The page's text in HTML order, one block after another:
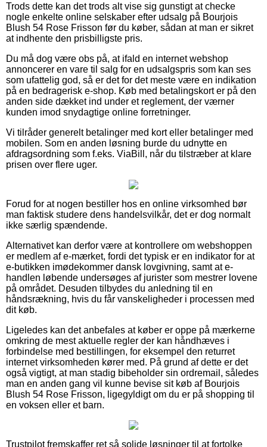
Trods dette kan det trods alt vise sig gunstigt at checke
nogle enkelte online selskaber efter udsalg på Bourjois
Blush 54 Rose Frisson før du køber, sådan at man er sikret
at indhente den prisbilligste pris.
Du må dog være obs på, at ifald en internet webshop
annoncerer en vare til salg for en udsalgspris som kan ses
som ufattelig god, så er det for det meste være en indikation
på en bedragerisk e-shop. Køb med betalingskort er på den
anden side dækket ind under et reglement, der værner
kunden imod snydagtige online forretninger.
Vi tilråder generelt betalinger med kort eller betalinger med
mobilen. Som en anden løsning burde du udnytte en
afdragsordning som f.eks. ViaBill, når du tilstræber at klare
prisen over flere uger.
Forud for at nogen bestiller hos en online virksomhed bør
man faktisk studere dens handelsvilkår, det er dog normalt
ikke særlig spændende.
Alternativet kan derfor være at kontrollere om webshoppen
er medlem af e-mærket, fordi det typisk er en indikator for at
e-butikken imødekommer dansk lovgivning, samt at e-
handlen løbende undersøges af jurister som mestrer lovene
på området. Desuden tilbydes du anledning til en
håndsrækning, hvis du får vanskeligheder i processen med
dit køb.
Ligeledes kan det anbefales at køber er oppe på mærkerne
omkring de mest aktuelle regler der kan håndhæves i
forbindelse med bestillingen, for eksempel den returret
internet virksomheden kører med. På grund af dette er det
også vigtigt, at man stadig bibeholder sin ordremail, således
man en anden gang vil kunne bevise sit køb af Bourjois
Blush 54 Rose Frisson, ligegyldigt om du er på shopping til
en voksen eller et barn.
Trustpilot fremskaffer ret så solide løsninger til at fortolke